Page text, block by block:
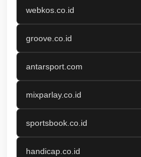
webkos.co.id
groove.co.id
antarsport.com
mixparlay.co.id
sportsbook.co.id
handicap.co.id